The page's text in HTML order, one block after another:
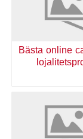
Bästa online